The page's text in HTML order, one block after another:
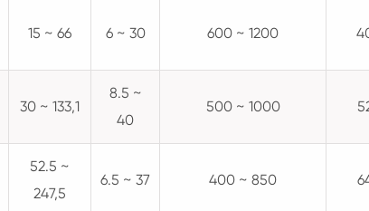
15 ~ 66 6 ~ 30 600 ~ 1200
30 ~ 133,1
8.5 ~
40
500 ~ 1000
52.5 ~
247,5
6.5 ~ 37 400 ~ 850